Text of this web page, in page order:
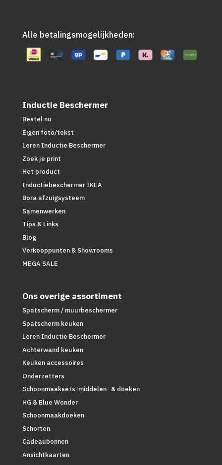
Alle betalingsmogelijkheden:
Inductie Beschermer
Bestel nu
Eigen foto/tekst
Leren Inductie Beschermer
Zoek je print
Het product
Inductiebeschermer IKEA
Bora afzuigsysteem
Samenwerken
Tips & Links
Blog
Verkooppunten & Showrooms
MEGA SALE
Ons overige assortiment
Spatscherm / muurbeschermer
Spatscherm keuken
Leren Inductie Beschermer
Achterwand keuken
Keuken accessoires
Onderzetters
Schoonmaaksets-middelen- & doeken
HG & Blue Wonder
Schoonmaakdoeken
Schorten
Cadeaubonnen
Ansichtkaarten